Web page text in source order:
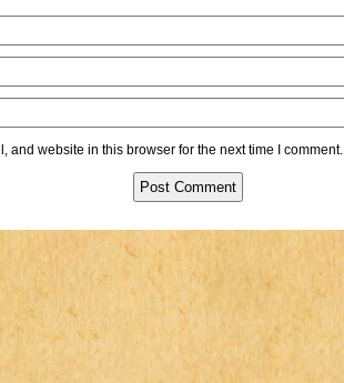
and website in this browser for the next time I comment.